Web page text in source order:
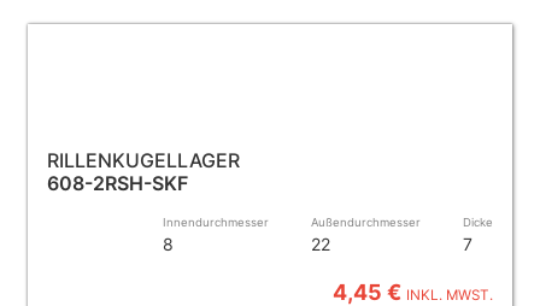
RILLENKUGELLAGER
608-2RSH-SKF
Innendurchmesser
8
Außendurchmesser
22
Dicke
7
4,45 € INKL. MWST.